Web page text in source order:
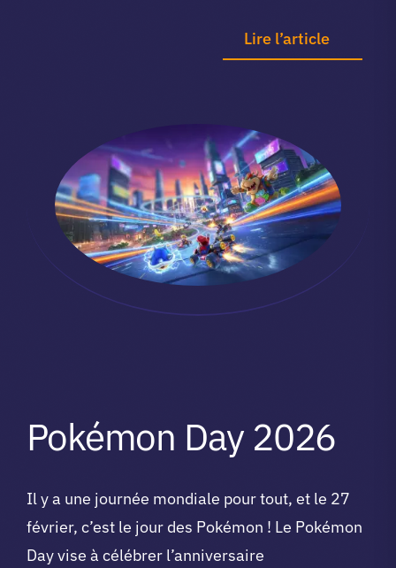
Lire l’article
Pokémon Day 2026
Il y a une journée mondiale pour tout, et le 27
février, c’est le jour des Pokémon ! Le Pokémon
Day vise à célébrer l’anniversaire